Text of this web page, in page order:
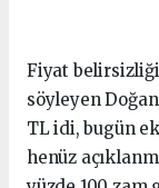
Fiyat
söyleyen
TL idi, bugün
henüz